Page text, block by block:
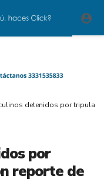
detenidos por tripular
por
reporte de